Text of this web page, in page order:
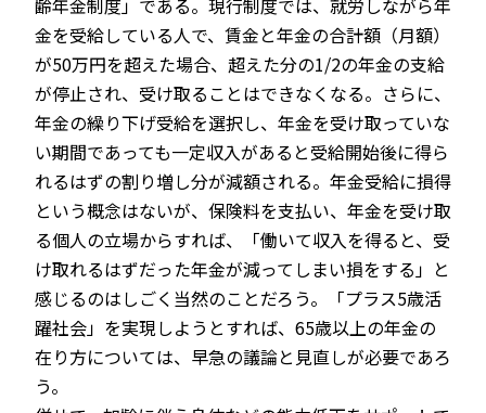
齢年金制度」である。現行制度では、就労しながら年
金を受給している人で、賃金と年金の合計額（月額）
が50万円を超えた場合、超えた分の1/2の年金の支給
が停止され、受け取ることはできなくなる。さらに、
年金の繰り下げ受給を選択し、年金を受け取っていな
い期間であっても一定収入があると受給開始後に得ら
れるはずの割り増し分が減額される。年金受給に損得
という概念はないが、保険料を支払い、年金を受け取
る個人の立場からすれば、「働いて収入を得ると、受
け取れるはずだった年金が減ってしまい損をする」と
感じるのはしごく当然のことだろう。「プラス5歳活
躍社会」を実現しようとすれば、65歳以上の年金の
在り方については、早急の議論と見直しが必要であろ
う。